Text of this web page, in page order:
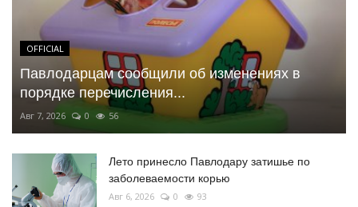
OFFICIAL
Павлодарцам сообщили об изменениях в
порядке перечисления...
Авг 7, 2026 0 56
Лето принесло Павлодару затишье по
заболеваемости корью
Авг 6, 2026 0 93